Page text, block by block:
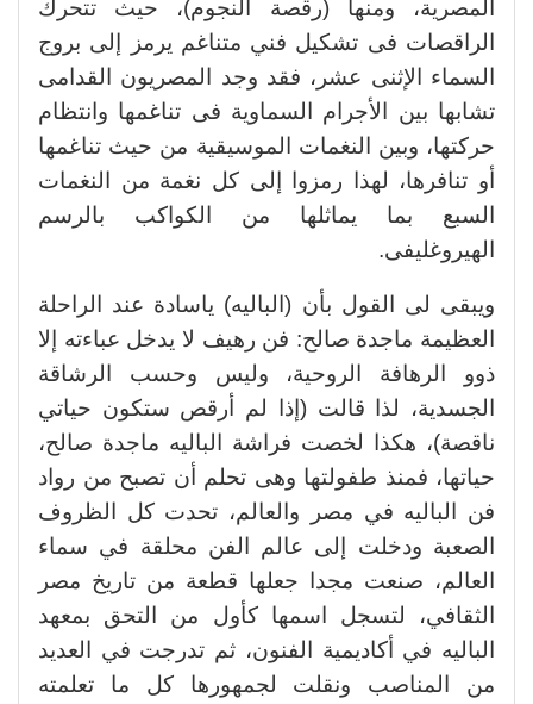
المصرية، ومنها (رقصة النجوم)، حيث تتحرك
الراقصات فى تشكيل فني متناغم يرمز إلى بروج
السماء الإثنى عشر، فقد وجد المصريون القدامى
تشابها بين الأجرام السماوية فى تناغمها وانتظام
حركتها، وبين النغمات الموسيقية من حيث تناغمها
أو تنافرها، لهذا رمزوا إلى كل نغمة من النغمات
السبع بما يماثلها من الكواكب بالرسم
الهيروغليفى.
ويبقى لى القول بأن (الباليه) ياسادة عند الراحلة
العظيمة ماجدة صالح: فن رهيف لا يدخل عباءته إلا
ذوو الرهافة الروحية، وليس وحسب الرشاقة
الجسدية، لذا قالت (إذا لم أرقص ستكون حياتي
ناقصة)، هكذا لخصت فراشة الباليه ماجدة صالح،
حياتها، فمنذ طفولتها وهى تحلم أن تصبح من رواد
فن الباليه في مصر والعالم، تحدت كل الظروف
الصعبة ودخلت إلى عالم الفن محلقة في سماء
العالم، صنعت مجدا جعلها قطعة من تاريخ مصر
الثقافي، لتسجل اسمها كأول من التحق بمعهد
الباليه في أكاديمية الفنون، ثم تدرجت في العديد
من المناصب ونقلت لجمهورها كل ما تعلمته